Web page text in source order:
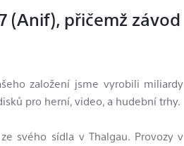
(Anif), přičemž závod
založení jsme vyrobili miliardy
pro herní, video, a hudební trhy.
svého sídla v Thalgau. Provozy v